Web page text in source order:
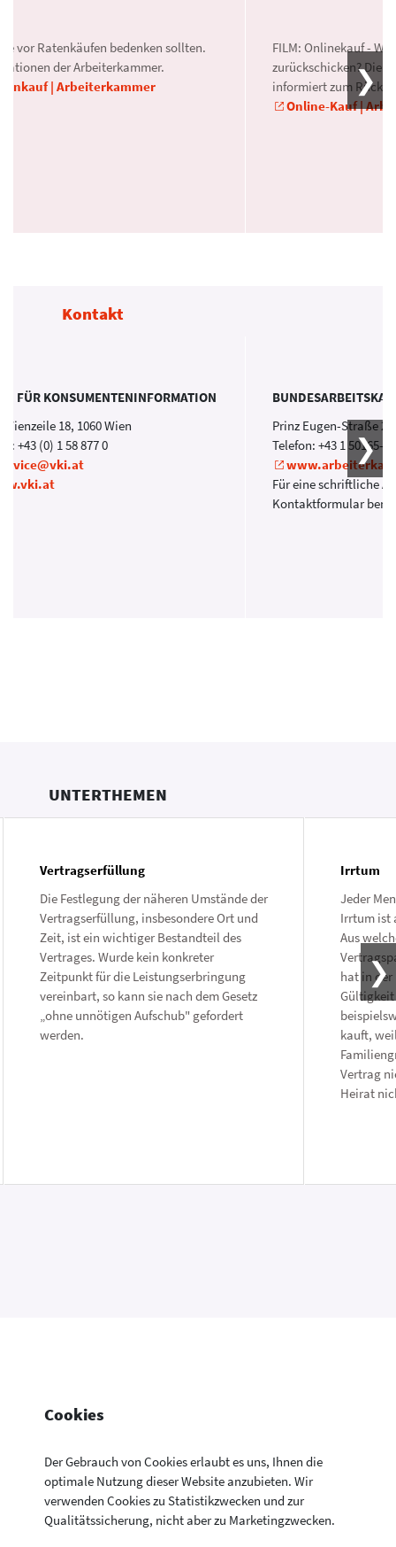
Cookies
Der Gebrauch von Cookies erlaubt es uns, Ihnen die
optimale Nutzung dieser Website anzubieten. Wir
verwenden Cookies zu Statistikzwecken und zur
Qualitätssicherung, nicht aber zu Marketingzwecken.
vor Ratenkäufen bedenken sollten.
der Arbeiterkammer.
| Arbeiterkammer
FILM: Onlinekauf -
zurückschicken? Die
informiert zum
Online-Kauf |
Kontakt
FÜR KONSUMENTENINFORMATION
18, 1060 Wien
+43 (0) 1 58 877 0
Prinz Eugen-Straße
Telefon: +43 1 50165-0
Für eine schriftliche
Kontaktformular
UNTERTHEMEN
Vertragserfüllung
Die Festlegung der näheren Umstände der
Vertragserfüllung, insbesondere Ort und
Zeit, ist ein wichtiger Bestandteil des
Vertrages. Wurde kein konkreter
Zeitpunkt für die Leistungserbringung
vereinbart, so kann sie nach dem Gesetz
„ohne unnötigen Aufschub" gefordert
werden.
Irrtum
Jeder
Irrtum ist
Aus
hat in der
Gültigkeit
kauft,
Vertrag
Heirat
Konsumentenfragen Newsletter
Aktuelle Neuigkeiten aus allen Bereichen der
Newsletter Kontakt
Datenschutzerklärung